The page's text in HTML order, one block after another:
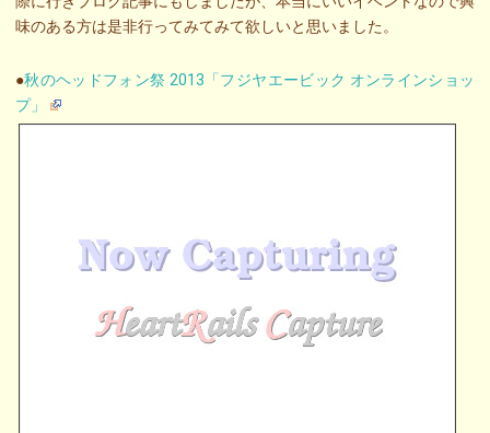
味のある方は是非行ってみてみて欲しいと思いました。
●秋のヘッドフォン祭 2013「フジヤエービック オンラインショッ
プ」